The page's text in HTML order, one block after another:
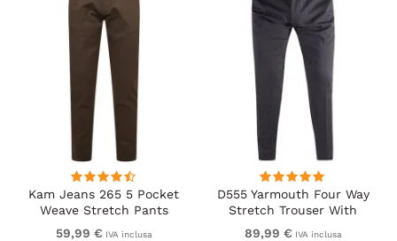
Kam Jeans 265 5 Pocket
Weave Stretch Pants
Brown
59,99 € IVA inclusa
D555 Yarmouth Four Way
Stretch Trouser With
Flexible Waistband Black
89,99 € IVA inclusa